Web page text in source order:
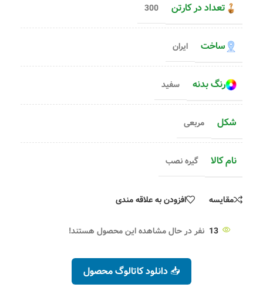
تعداد در کارتن 300
ساخت ایران
رنگ بدنه سفید
شکل مربعی
نام کالا گیره نصب
مقایسه افزودن به علاقه مندی
13 نفر در حال مشاهده این محصول هستند!
📥 دانلود کاتالوگ محصول